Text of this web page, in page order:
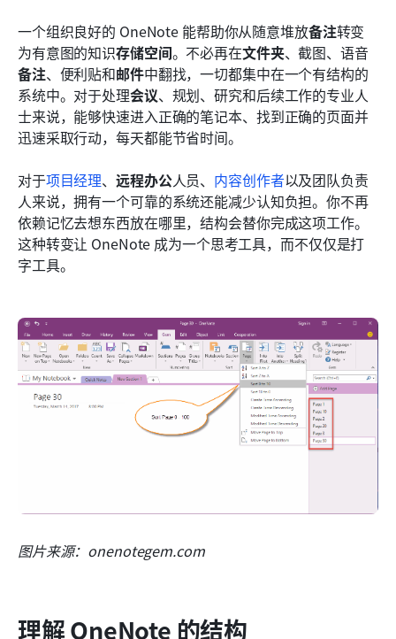
一个组织良好的 OneNote 能帮助你从随意堆放备注转变
为有意图的知识存储空间。不必再在文件夹、截图、语音
备注、便利贴和邮件中翻找，一切都集中在一个有结构的
系统中。对于处理会议、规划、研究和后续工作的专业人
士来说，能够快速进入正确的笔记本、找到正确的页面并
迅速采取行动，每天都能节省时间。
对于项目经理、远程办公人员、 内容创作者以及团队负责
人来说，拥有一个可靠的系统还能减少认知负担。你不再
依赖记忆去想东西放在哪里，结构会替你完成这项工作。
这种转变让 OneNote 成为一个思考工具，而不仅仅是打
字工具。
图片来源：onenotegem.com
理解 OneNote 的结构